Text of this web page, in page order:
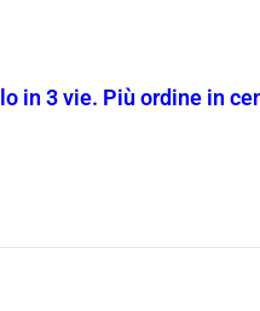
in 3 vie. Più ordine in